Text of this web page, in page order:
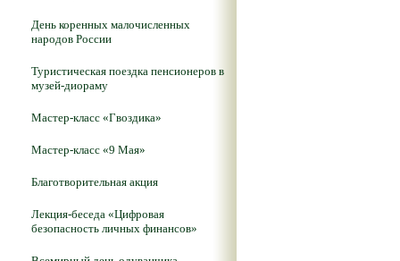
День коренных малочисленных
народов России
Туристическая поездка пенсионеров в
музей-диораму
Мастер-класс «Гвоздика»
Мастер-класс «9 Мая»
Благотворительная акция
Лекция-беседа «Цифровая
безопасность личных финансов»